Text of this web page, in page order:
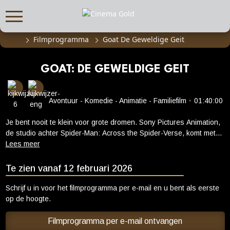
FILMPROGRAMMA
Kinderfeestjes
Privébioscoop of zaalhuur
ABONNEMENT
Abonnement afsluiten
Inlog voor abonnees
Cadeaukaart kopen
Filmprogramma Goat De Geweldige Geit
GOAT: DE GEWELDIGE GEIT
Avontuur - Komedie - Animatie - Familiefilm • 01:40:00
Je bent nooit te klein voor grote dromen. Sony Pictures Animation,
de studio achter Spider-Man: Across the Spider-Verse, komt met
Goat: De Geweldige Geit een originele actiekomedie voor de hele
een kleine geit met grote ambities, die de uitzonderlijke kans krijgt
om mee te doen met de profs in de ROAR-competitie – een ruwe,
gemengde balsport waar de snelste, stoerste dieren ter wereld in
uitblinken. Wills nieuwe teamgenoten zijn niet bepaald blij met een
z’n kop te zetten en voor eens en altijd te bewijzen dat “kleintjes
Te zien vanaf 12 februari 2026
Schrijf u in voor het filmprogramma per e-mail en u bent als eerste
op de hoogte.
Filmprogramma per e-mail ontvangen